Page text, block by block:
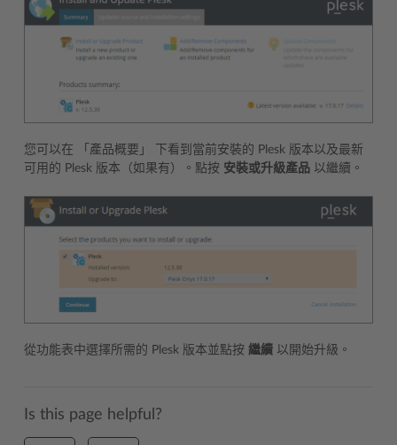
您可以在 「產品概要」 下看到當前安裝的 Plesk 版本以及最新
可用的 Plesk 版本（如果有）。點按 安裝或升級產品 以繼續。
從功能表中選擇所需的 Plesk 版本並點按 繼續 以開始升級。
Is this page helpful?